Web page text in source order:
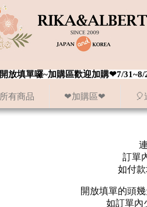
所有商品 ❤加購區❤
開放填單囉~加購區歡迎加購❤7/